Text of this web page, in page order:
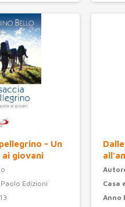
- Un
ai giovani
Paolo Edizioni
Casa
Anno